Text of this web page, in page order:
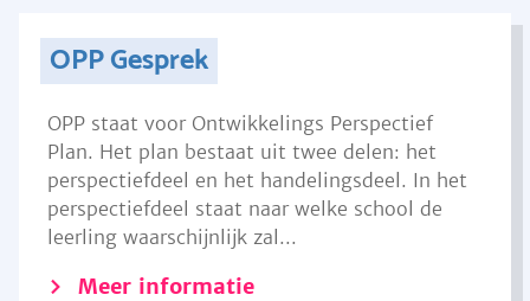
OPP Gesprek
OPP staat voor Ontwikkelings Perspectief
Plan. Het plan bestaat uit twee delen: het
perspectiefdeel en het handelingsdeel. In het
perspectiefdeel staat naar welke school de
leerling waarschijnlijk zal...
Meer informatie